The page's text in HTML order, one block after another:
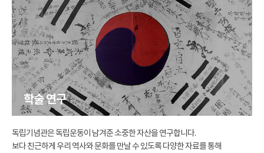
학술 연구
독립기념관은 독립운동이 남겨준 소중한 자산을 연구합니다.
보다 친근하게 우리 역사와 문화를 만날 수 있도록 다양한 자료를 통해